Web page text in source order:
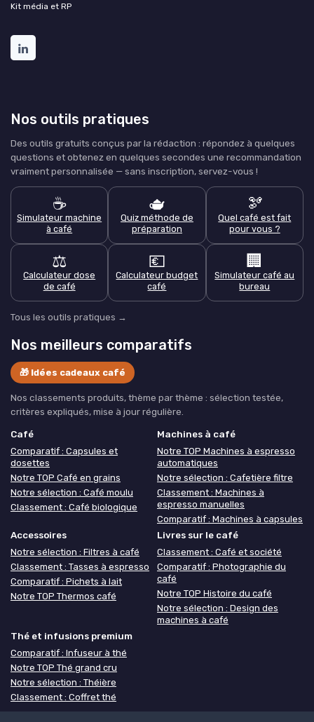
Kit média et RP
Nos outils pratiques
Des outils gratuits conçus par la rédaction : répondez à quelques
questions et obtenez en quelques secondes une recommandation
vraiment personnalisée — sans inscription, servez-vous !
☕
Simulateur machine
à café
🫖
Quiz méthode de
préparation
🫘
Quel café est fait
pour vous ?
⚖️
Calculateur dose
de café
💶
Calculateur budget
café
🏢
Simulateur café au
bureau
Tous les outils pratiques →
Nos meilleurs comparatifs
🎁 Idées cadeaux café
Nos classements produits, thème par thème : sélection testée,
critères expliqués, mise à jour régulière.
Café
Comparatif : Capsules et
dosettes
Notre TOP Café en grains
Notre sélection : Café moulu
Classement : Café biologique
Machines à café
Notre TOP Machines à espresso
automatiques
Notre sélection : Cafetière filtre
Classement : Machines à
espresso manuelles
Comparatif : Machines à capsules
Accessoires
Notre sélection : Filtres à café
Classement : Tasses à espresso
Comparatif : Pichets à lait
Notre TOP Thermos café
Livres sur le café
Classement : Café et société
Comparatif : Photographie du
café
Notre TOP Histoire du café
Notre sélection : Design des
machines à café
Thé et infusions premium
Comparatif : Infuseur à thé
Notre TOP Thé grand cru
Notre sélection : Théière
Classement : Coffret thé